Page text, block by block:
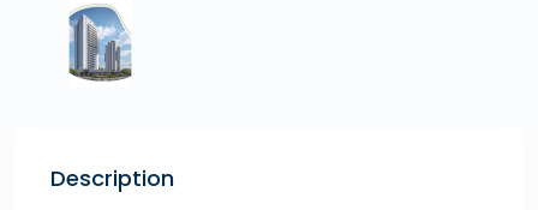
Description